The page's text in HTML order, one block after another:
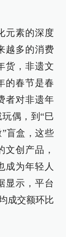
元素的深度
越多的消费
货，非遗文
的春节是春
者对非遗年
偶，到“巳
盲盒，这些
创产品，
成为年轻人
显示，平台
成交额环比